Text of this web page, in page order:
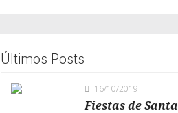
Últimos Posts
16/10/2019
Fiestas de Santa